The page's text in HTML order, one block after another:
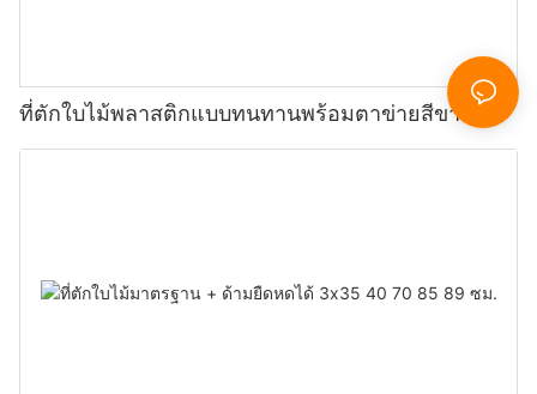
ที่ตักใบไม้พลาสติกแบบทนทานพร้อมตาข่ายสีขาว